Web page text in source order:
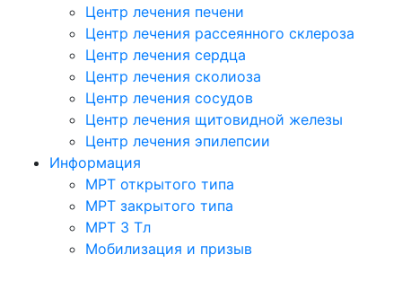
Центр лечения печени
Центр лечения рассеянного склероза
Центр лечения сердца
Центр лечения сколиоза
Центр лечения сосудов
Центр лечения щитовидной железы
Центр лечения эпилепсии
Информация
МРТ открытого типа
МРТ закрытого типа
МРТ 3 Тл
Мобилизация и призыв